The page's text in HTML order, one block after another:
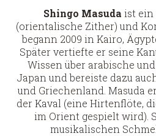
Shingo Masuda ist ein
(orientalische Zither) und
begann 2009 in Kairo,
Später vertiefte er seine
Wissen über arabische
Japan und bereiste dazu
und Griechenland. Masuda
der Kaval (eine Hirtenflöte,
im Orient gespielt wird).
musikalischen